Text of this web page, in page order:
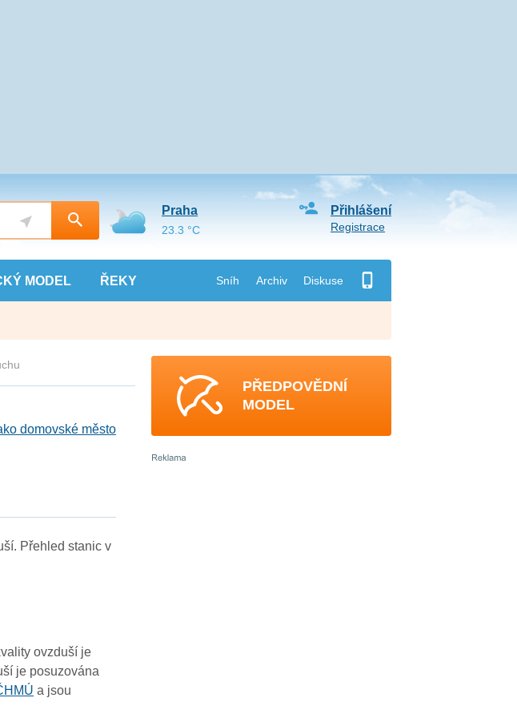
MODEL ŘEKY Sníh Archiv Diskuse
Přihlášení
Registrace
Praha
23.3 °C
domovské město
Přehled stanic v
ovzduší je
je posuzována
a jsou
PŘEDPOVĚDNÍ
MODEL